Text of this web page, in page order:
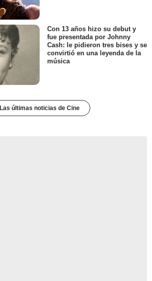
Con 13 años hizo su debut y
fue presentada por Johnny
Cash: le pidieron tres bises y se
convirtió en una leyenda de la
música
Las últimas noticias de Cine